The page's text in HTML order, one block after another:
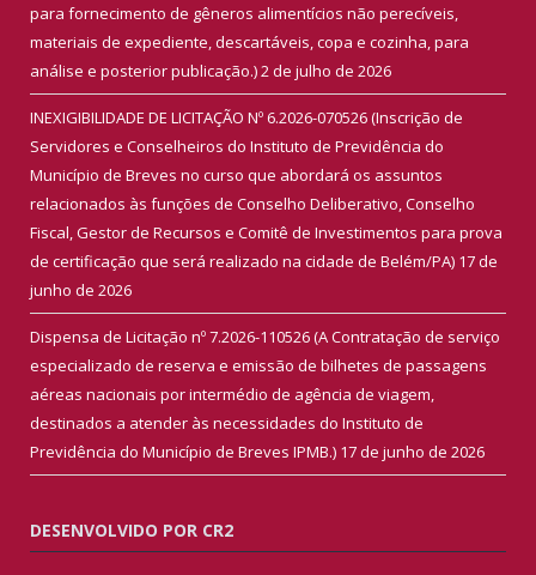
para fornecimento de gêneros alimentícios não perecíveis,
materiais de expediente, descartáveis, copa e cozinha, para
análise e posterior publicação.)2 de julho de 2026
INEXIGIBILIDADE DE LICITAÇÃO Nº 6.2026-070526 (Inscrição de
Servidores e Conselheiros do Instituto de Previdência do
Município de Breves no curso que abordará os assuntos
relacionados às funções de Conselho Deliberativo, Conselho
Fiscal, Gestor de Recursos e Comitê de Investimentos para prova
de certificação que será realizado na cidade de Belém/PA) 17 de
junho de 2026
Dispensa de Licitação nº 7.2026-110526 (A Contratação de serviço
especializado de reserva e emissão de bilhetes de passagens
aéreas nacionais por intermédio de agência de viagem,
destinados a atender às necessidades do Instituto de
Previdência do Município de Breves IPMB.) 17 de junho de 2026
DESENVOLVIDO POR CR2